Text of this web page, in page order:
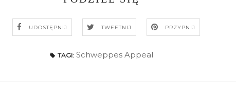
UDOSTĘPNIJ TWEETNIJ PRZYPNIJ
TAGI: Schweppes Appeal